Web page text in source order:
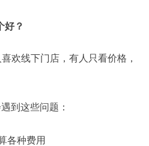
好？
欢线下门店，有人只看价格，
到这些问题：
各种费用